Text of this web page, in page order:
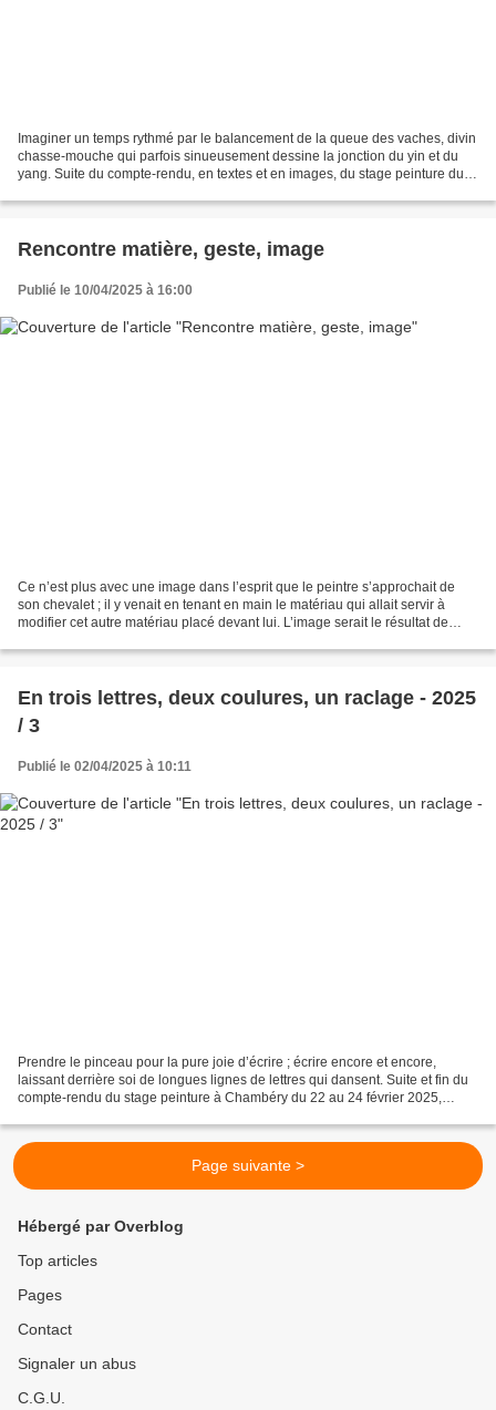
Imaginer un temps rythmé par le balancement de la queue des vaches, divin
chasse-mouche qui parfois sinueusement dessine la jonction du yin et du
yang. Suite du compte-rendu, en textes et en images, du stage peinture du
Rencontre matière, geste, image
Publié le 10/04/2025 à 16:00
Ce n’est plus avec une image dans l’esprit que le peintre s’approchait de
son chevalet ; il y venait en tenant en main le matériau qui allait servir à
modifier cet autre matériau placé devant lui. L’image serait le résultat de
En trois lettres, deux coulures, un raclage - 2025
/ 3
Publié le 02/04/2025 à 10:11
Prendre le pinceau pour la pure joie d’écrire ; écrire encore et encore,
laissant derrière soi de longues lignes de lettres qui dansent. Suite et fin du
compte-rendu du stage peinture à Chambéry du 22 au 24 février 2025,
Page suivante >
Hébergé par Overblog
Top articles
Pages
Contact
Signaler un abus
C.G.U.